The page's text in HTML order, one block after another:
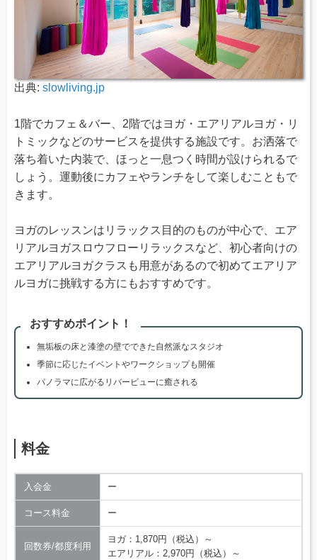
出典: slowliving.jp
1階でカフェ＆バー、2階ではヨガ・エアリアルヨガ・リ
トミックなどのサービスを提供する施設です。お洒落で
落ち着いた内装で、ほっと一息つく時間が設けられるで
しょう。運動後にカフェやランチをして楽しむこともで
きます。
ヨガのレッスンはリラックス目的のものが中心で、エア
リアルヨガスロウフローリラックスなど、初心者向けの
エアリアルヨガクラスも用意があるので初めてエアリア
ルヨガに挑戦する方にもおすすめです。
おすすめポイント！
無垢板の床と漆塗の壁でできた自然派なスタジオ
季節に応じたイベントやワークショップも開催
パノラマに広がるリバービューに癒される
料金
入会金 ー
コース料金 ー
回数券/都度利用
ヨガ：1,870円（税込）～
エアリアル：2,970円（税込）～